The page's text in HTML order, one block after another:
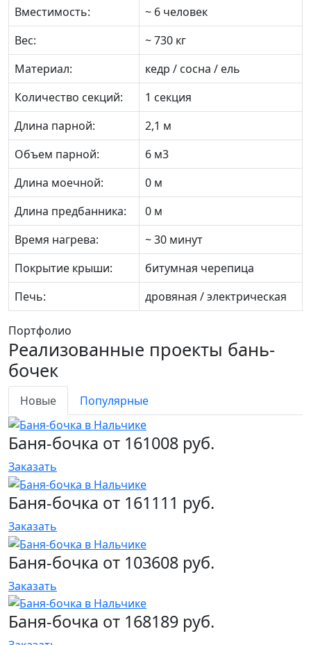
Вместимость:
~ 6 человек
Вес:
~ 730 кг
Материал:
кедр / сосна / ель
Количество секций:
1 секция
Длина парной:
2,1 м
Объем парной:
6 м3
Длина моечной:
0 м
Длина предбанника:
0 м
Время нагрева:
~ 30 минут
Покрытие крыши:
битумная черепица
Печь:
дровяная / электрическая
Портфолио
Реализованные проекты бань-
бочек
Новые Популярные
Баня-бочка от 161008 руб.
Заказать
Баня-бочка от 161111 руб.
Заказать
Баня-бочка от 103608 руб.
Заказать
Баня-бочка от 168189 руб.